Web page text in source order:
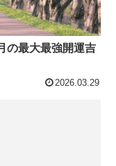
の最大最強開運吉
2026.03.29